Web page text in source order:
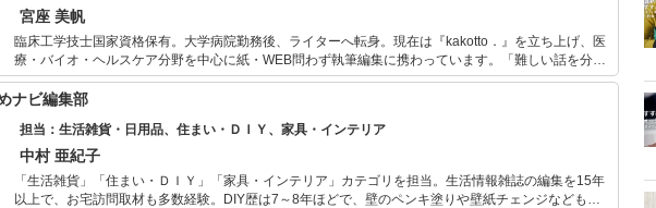
宮座 美帆
臨床工学技士国家資格保有。大学病院勤務後、ライターへ転身。現在は『kakotto．』を立ち上げ、医
療・バイオ・ヘルスケア分野を中心に紙・WEB問わず執筆編集に携わっています。「難しい話を分か
りやすく」をモットーに、心をじんわり温めるような記事作成をお届け。当サイトでは健康にかかわ
るグッズや医療機器などを紹介し、皆さまの健康増進のお手伝いを致します。
ナビ編集部
担当：生活雑貨・日用品、住まい・ＤＩＹ、家具・インテリア
中村 亜紀子
「生活雑貨」「住まい・ＤＩＹ」「家具・インテリア」カテゴリを担当。生活情報雑誌の編集を15年
以上で、お宅訪問取材も多数経験。DIY歴は7～8年ほどで、壁のペンキ塗りや壁紙チェンジなどもチ